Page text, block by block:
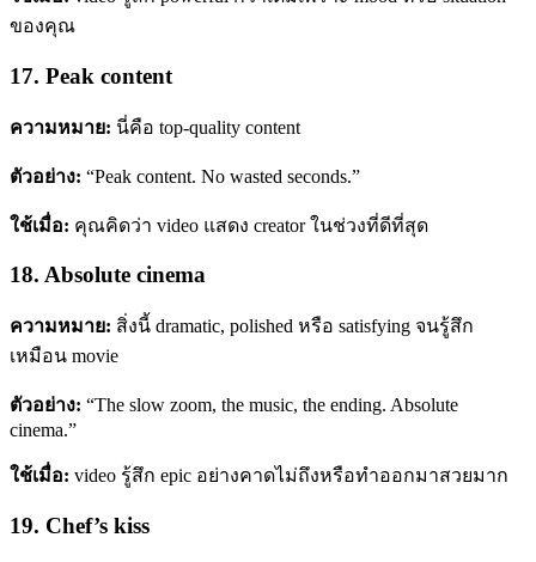
ของคุณ
17. Peak content
ความหมาย: นี่คือ top-quality content
ตัวอย่าง: “Peak content. No wasted seconds.”
ใช้เมื่อ: คุณคิดว่า video แสดง creator ในช่วงที่ดีที่สุด
18. Absolute cinema
ความหมาย: สิ่งนี้ dramatic, polished หรือ satisfying จนรู้สึก
เหมือน movie
ตัวอย่าง: “The slow zoom, the music, the ending. Absolute
cinema.”
ใช้เมื่อ: video รู้สึก epic อย่างคาดไม่ถึงหรือทำออกมาสวยมาก
19. Chef’s kiss